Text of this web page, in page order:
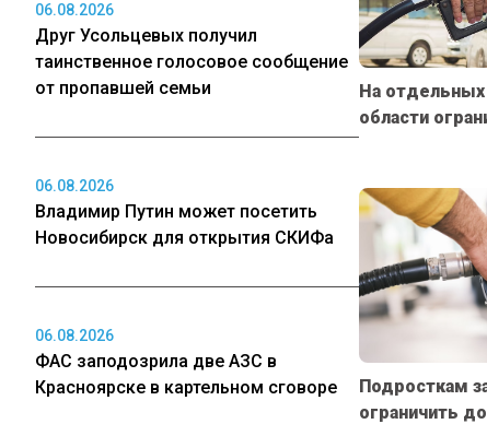
06.08.2026
Друг Усольцевых получил
таинственное голосовое сообщение
от пропавшей семьи
06.08.2026
Владимир Путин может посетить
Новосибирск для открытия СКИФа
06.08.2026
ФАС заподозрила две АЗС в
Красноярске в картельном сговоре
На
области
Подросткам
ограничить